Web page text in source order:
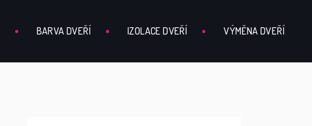
BARVA DVEŘÍ IZOLACE DVEŘÍ VÝMĚNA DVEŘÍ